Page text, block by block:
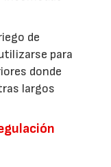
de
para
donde
largos